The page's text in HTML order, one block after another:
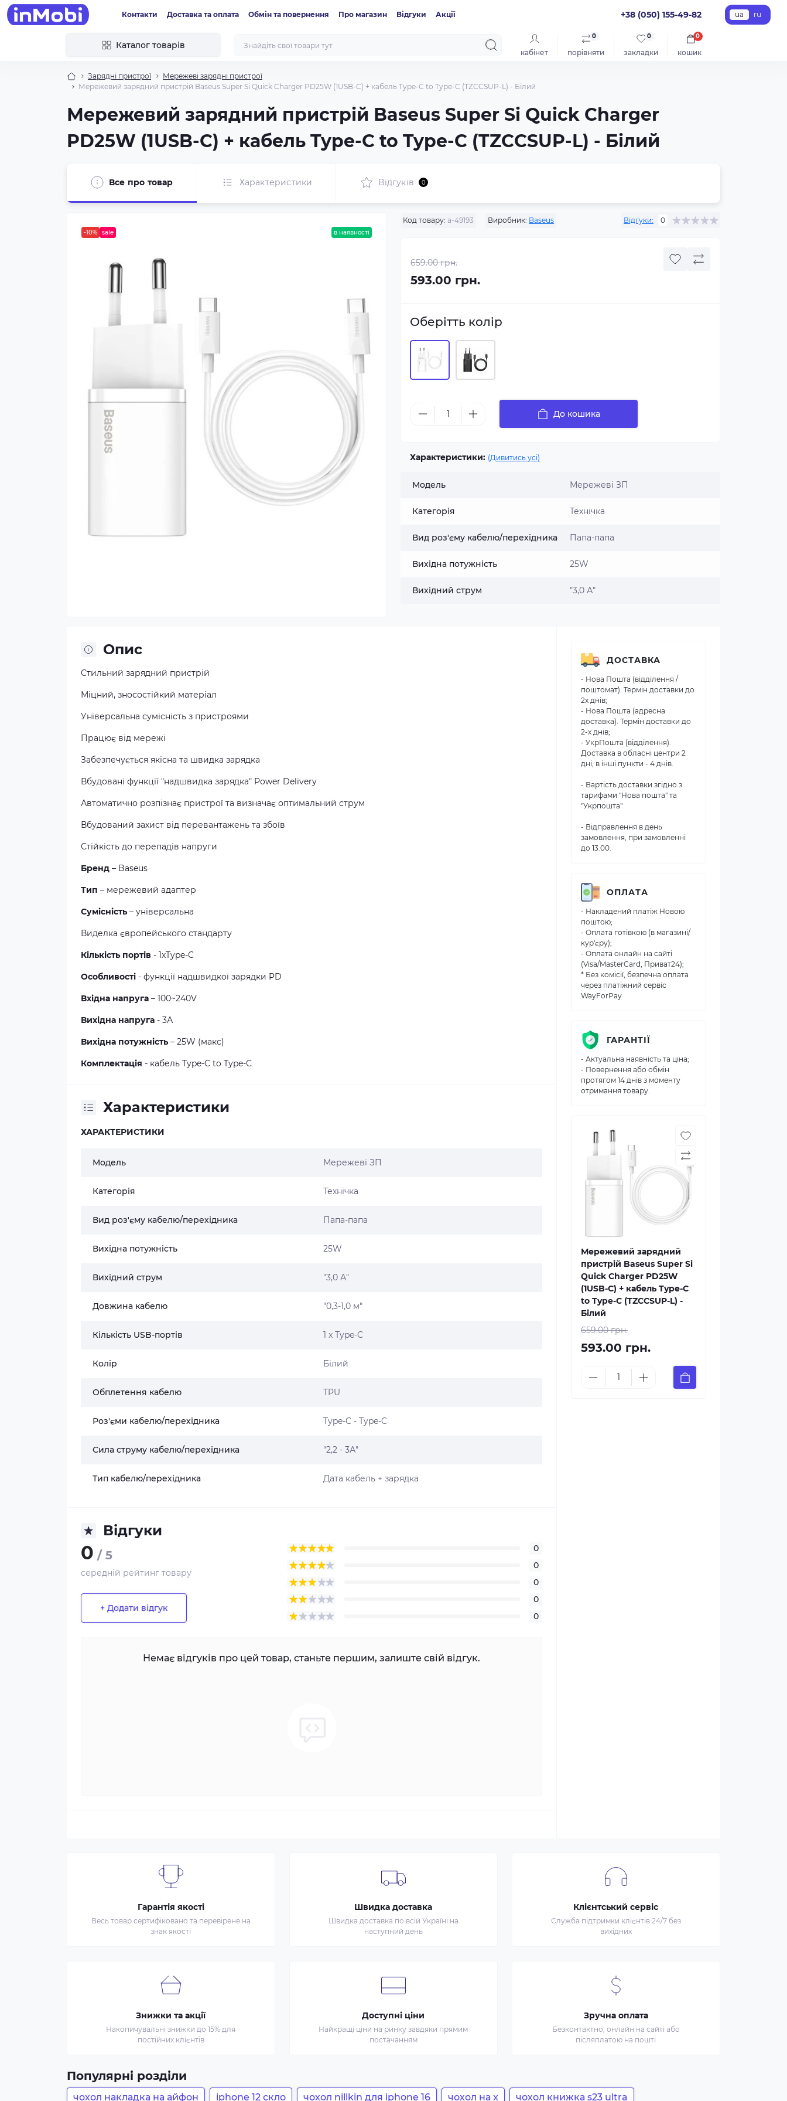
Контакти Доставка та оплата Обмін та повернення Про магазин Відгуки Акції +38 (050) 155-49-82 ua ru
Каталог товарів
кабінет порівняти
0
закладки
0
кошик
0
Зарядні пристрої
Мережеві зарядні пристрої
Мережевий зарядний пристрій Baseus Super Si Quick Charger PD25W (1USB-C) + кабель Type-C to Type-C (TZCCSUP-L) - Білий
Мережевий зарядний пристрій Baseus Super Si Quick Charger
PD25W (1USB-C) + кабель Type-C to Type-C (TZCCSUP-L) - Білий
Все про товар Характеристики Відгуків 0
-10% sale в наявності
Код товару: a-49193 Виробник: Baseus Відгуки: 0
659.00 грн.
593.00 грн.
Оберітть колір
До кошика
Характеристики: (Дивитись усі)
Модель Мережеві ЗП
Категорія Технічка
Вид роз'єму кабелю/перехідника Папа-папа
Вихідна потужність 25W
Вихідний струм "3,0 А"
Опис
Стильний зарядний пристрій
Міцний, зносостійкий матеріал
Універсальна сумісність з пристроями
Працює від мережі
Забезпечується якісна та швидка зарядка
Вбудовані функції "надшвидка зарядка" Power Delivery
Автоматично розпізнає пристрої та визначає оптимальний струм
Вбудований захист від перевантажень та збоїв
Стійкість до перепадів напруги
Бренд – Baseus
Тип – мережевий адаптер
Сумісність – універсальна
Виделка європейського стандарту
Кількість портів - 1хType-C
Особливості - функції надшвидкої зарядки PD
Вхідна напруга – 100~240V
Вихідна напруга - 3А
Вихідна потужність – 25W (макс)
Комплектація - кабель Type-C to Type-C
Характеристики
ХАРАКТЕРИСТИКИ
Модель Мережеві ЗП
Категорія Технічка
Вид роз'єму кабелю/перехідника Папа-папа
Вихідна потужність 25W
Вихідний струм "3,0 А"
Довжина кабелю "0,3-1,0 м"
Кількість USB-портів 1 x Type-C
Колір Білий
Обплетення кабелю TPU
Роз'єми кабелю/перехідника Type-C - Type-C
Сила струму кабелю/перехідника "2,2 - 3А"
Тип кабелю/перехідника Дата кабель + зарядка
Відгуки
0 / 5
середній рейтинг товару
+ Додати відгук
0
0
0
0
0
Немає відгуків про цей товар, станьте першим, залиште свій відгук.
ДОСТАВКА
- Нова Пошта (відділення /
поштомат). Термін доставки до
2х днів;
- Нова Пошта (адресна
доставка). Термін доставки до
2-х днів;
- УкрПошта (відділення).
Доставка в обласні центри 2
дні, в інші пункти - 4 днів.
- Вартість доставки згідно з
тарифами "Нова пошта" та
"Укрпошта"
- Відправлення в день
замовлення, при замовленні
до 13.00.
ОПЛАТА
- Накладений платіж Новою
поштою;
- Оплата готівкою (в магазині/
кур'єру);
- Оплата онлайн на сайті
(Visa/MasterCard, Приват24);
* Без комісії, безпечна оплата
через платіжний сервіс
WayForPay
ГАРАНТІЇ
- Актуальна наявність та ціна;
- Повернення або обмін
протягом 14 днів з моменту
отримання товару.
Мережевий зарядний
пристрій Baseus Super Si
Quick Charger PD25W
(1USB-C) + кабель Type-C
to Type-C (TZCCSUP-L) -
Білий
659.00 грн.
593.00 грн.
Гарантія якості
Весь товар сертифіковано та перевірене на
знак якості
Швидка доставка
Швидка доставка по всій Україні на
наступний день
Клієнтський сервіс
Служба підтримки клієнтів 24/7 без
вихідних
Знижки та акції
Накопичувальні знижки до 15% для
постійних клієнтів
Доступні ціни
Найкращі ціни на ринку завдяки прямим
постачанням
Зручна оплата
Безконтактно, онлайн на сайті або
післяплатою на пошті
Популярні розділи
чохол накладка на айфон iphone 12 скло чохол nillkin для iphone 16 чохол на x чохол книжка s23 ultra